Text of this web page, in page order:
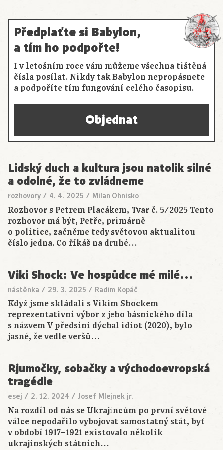
Předplaťte si Babylon,
a tím ho podpořte!
I v letošním roce vám můžeme všechna tištěná
čísla posílat. Nikdy tak Babylon nepropásnete
a podpoříte tím fungování celého časopisu.
Objednat
Lidský duch a kultura jsou natolik silné
a odolné, že to zvládneme
rozhovory / 4. 4. 2025 / Milan Ohnisko
Rozhovor s Petrem Placákem, Tvar č. 5/2025 Tento
rozhovor má být, Petře, primárně
o politice, začněme tedy světovou aktualitou
číslo jedna. Co říkáš na druhé…
Viki Shock: Ve hospůdce mé milé…
nástěnka / 29. 3. 2025 / Radim Kopáč
Když jsme skládali s Vikim Shockem
reprezentativní výbor z jeho básnického díla
s názvem V předsíni dýchal idiot (2020), bylo
jasné, že vedle veršů…
Rjumočky, sobačky a východoevropská
tragédie
esej / 2. 12. 2024 / Josef Mlejnek jr.
Na rozdíl od nás se Ukrajincům po první světové
válce nepodařilo vybojovat samostatný stát, byť
v období 1917–1921 existovalo několik
ukrajinských státních…